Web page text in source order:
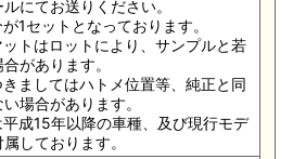
にてお送りください。
1セットとなっております。
トはロットにより、サンプルと若
があります。
ましてはハトメ位置等、純正と同
場合があります。
成15年以降の車種、及び現行モデ
しております。